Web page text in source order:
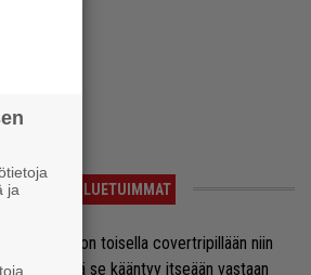
LUETUIMMAT
Saimaa on toisella covertripillään niin
että se kääntyy itseään vastaan
ja